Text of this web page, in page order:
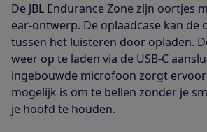
De JBL Endurance Zone zijn oortjes
ear-ontwerp. De oplaadcase kan de
tussen het luisteren door opladen.
weer op te laden via de USB-C
ingebouwde microfoon zorgt
mogelijk is om te bellen zonder je
je hoofd te houden.